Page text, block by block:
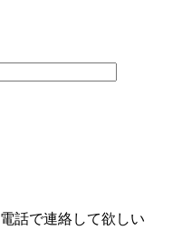
電話で連絡して欲しい